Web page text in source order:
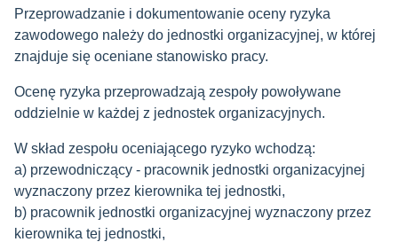
Przeprowadzanie i dokumentowanie oceny ryzyka
zawodowego należy do jednostki organizacyjnej, w której
znajduje się oceniane stanowisko pracy.
Ocenę ryzyka przeprowadzają zespoły powoływane
oddzielnie w każdej z jednostek organizacyjnych.
W skład zespołu oceniającego ryzyko wchodzą:
a) przewodniczący - pracownik jednostki organizacyjnej
wyznaczony przez kierownika tej jednostki,
b) pracownik jednostki organizacyjnej wyznaczony przez
kierownika tej jednostki,